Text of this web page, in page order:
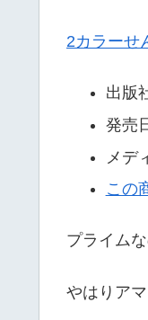
2カラーせ
出版
発売
メデ
この
プライム
やはりア